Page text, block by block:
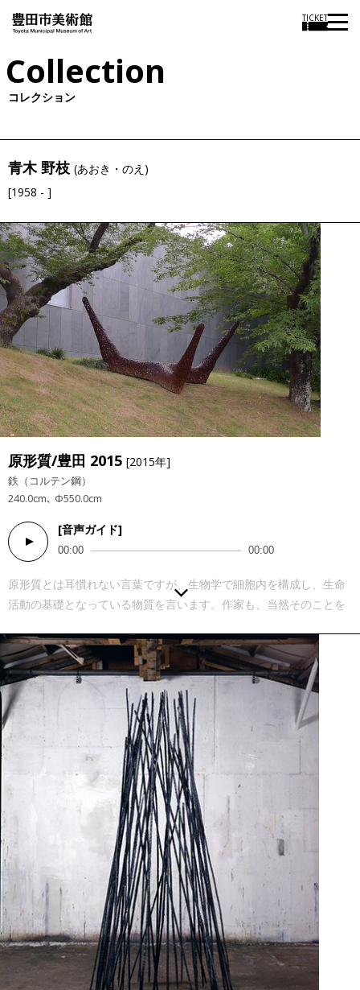
TICKET
Collection
コレクション
青木 野枝 (あおき・のえ)
[1958 - ]
原形質/豊田 2015 [2015年]
鉄（コルテン鋼）
240.0cm､ Φ550.0cm
[音声ガイド]
Audio
Player
00:00 00:00
原形質とは耳慣れない言葉ですが、生物学で細胞内を構成し、生命
活動の基礎となっている物質を言います。作家も、当然そのことを
の形態はアメーバのような生き物が自身の体を変形させながら運動
している状態を切り取った姿のようにも感じられるでしょう いま、
私たちが活動しているこの空間が、生物における細胞のような場で
あると考えたら、身の回りの情景はどのように見えてくるでしょう
か。生命活動が続く限り、止むことなく続けられる極小器官の働
き。私たち自身も、そして私たちが存在するこの空間のなかのあら
ゆるものが、けしてとどまることなく循環している。青木がイメー
ジしているのは、そんな空間ではないでしょうか。